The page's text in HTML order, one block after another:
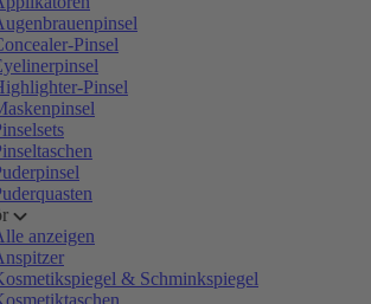
Pinsel
Pinsel
anzeigen
& Schminkspiegel